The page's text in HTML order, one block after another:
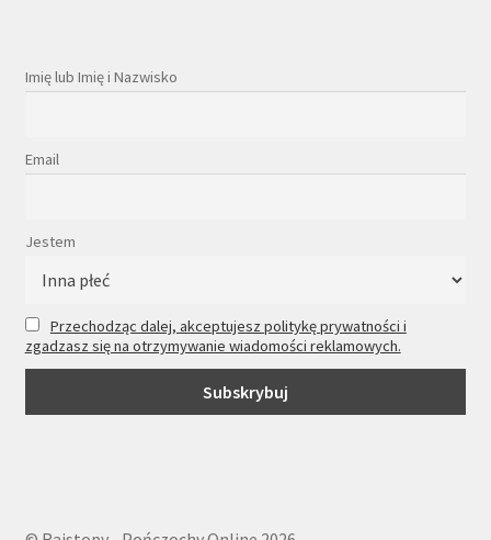
Imię lub Imię i Nazwisko
Email
Jestem
Przechodząc dalej, akceptujesz politykę prywatności i
zgadzasz się na otrzymywanie wiadomości reklamowych.